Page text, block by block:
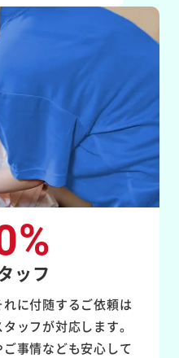
ッフ
に付随するご依頼は
ッフが対応します。
事情なども安心して